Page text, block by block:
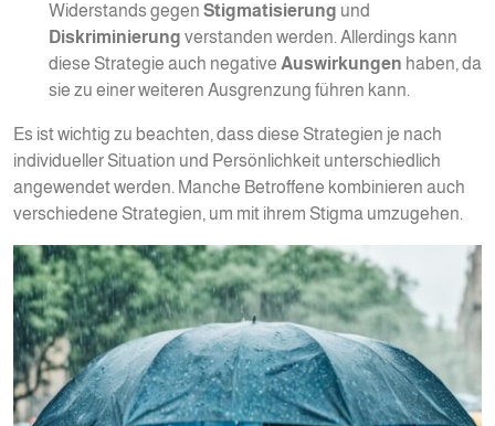
Widerstands gegen Stigmatisierung und
Diskriminierung verstanden werden. Allerdings kann
diese Strategie auch negative Auswirkungen haben, da
sie zu einer weiteren Ausgrenzung führen kann.
Es ist wichtig zu beachten, dass diese Strategien je nach
individueller Situation und Persönlichkeit unterschiedlich
angewendet werden. Manche Betroffene kombinieren auch
verschiedene Strategien, um mit ihrem Stigma umzugehen.